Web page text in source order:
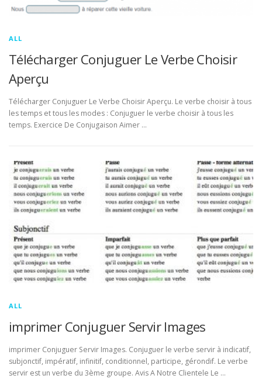
ALL
Télécharger Conjuguer Le Verbe Choisir
Aperçu
Télécharger Conjuguer Le Verbe Choisir Aperçu. Le verbe choisir à tous
les temps et tous les modes : Conjuguer le verbe choisir à tous les
temps. Exercice De Conjugaison Aimer …
ALL
imprimer Conjuguer Servir Images
imprimer Conjuguer Servir Images. Conjuguer le verbe servir à indicatif,
subjonctif, impératif, infinitif, conditionnel, participe, gérondif. Le verbe
servir est un verbe du 3ème groupe. Avis A Notre Clientele Le …